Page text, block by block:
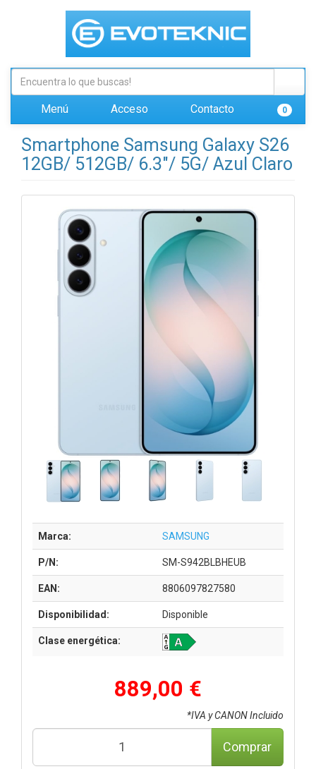
Menú Acceso Contacto 0
Smartphone Samsung Galaxy S26
12GB/ 512GB/ 6.3"/ 5G/ Azul Claro
Marca: SAMSUNG
P/N: SM-S942BLBHEUB
EAN: 8806097827580
Disponibilidad: Disponible
Clase energética:
889,00 €
*IVA y CANON Incluido
Comprar